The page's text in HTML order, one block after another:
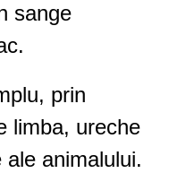
sange
prin
limba, ureche
animalului.